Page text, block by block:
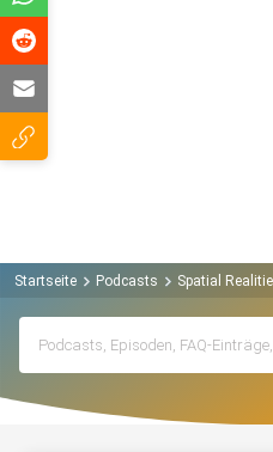
Startseite Podcasts Spatial